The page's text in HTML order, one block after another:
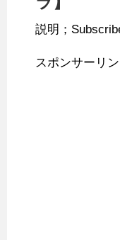
説明；
スポンサーリン